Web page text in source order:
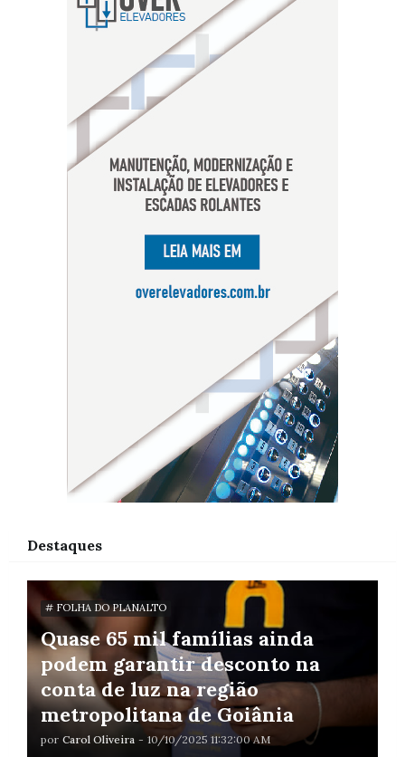
Destaques
# FOLHA DO PLANALTO
Quase 65 mil famílias ainda
podem garantir desconto na
conta de luz na região
metropolitana de Goiânia
por Carol Oliveira - 10/10/2025 11:32:00 AM